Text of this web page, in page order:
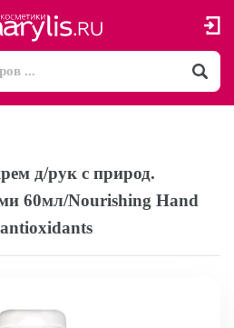
д/рук с природ.
60мл/Nourishing Hand